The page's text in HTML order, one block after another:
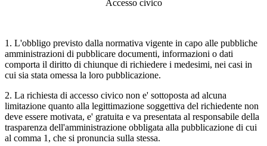
Accesso civico
1. L'obbligo previsto dalla normativa vigente in capo alle pubbliche
amministrazioni di pubblicare documenti, informazioni o dati
comporta il diritto di chiunque di richiedere i medesimi, nei casi in
cui sia stata omessa la loro pubblicazione.
2. La richiesta di accesso civico non e' sottoposta ad alcuna
limitazione quanto alla legittimazione soggettiva del richiedente non
deve essere motivata, e' gratuita e va presentata al responsabile della
trasparenza dell'amministrazione obbligata alla pubblicazione di cui
al comma 1, che si pronuncia sulla stessa.